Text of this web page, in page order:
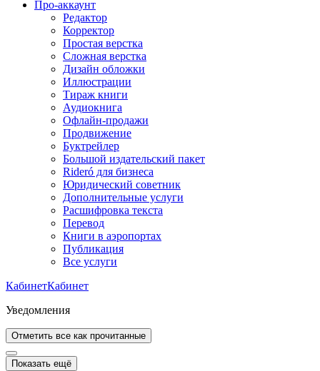
Про-аккаунт
Редактор
Корректор
Простая верстка
Сложная верстка
Дизайн обложки
Иллюстрации
Тираж книги
Аудиокнига
Офлайн-продажи
Продвижение
Буктрейлер
Большой издательский пакет
Rideró для бизнеса
Юридический советник
Дополнительные услуги
Расшифровка текста
Перевод
Книги в аэропортах
Публикация
Все услуги
КабинетКабинет
Уведомления
Отметить все как прочитанные
Показать ещё